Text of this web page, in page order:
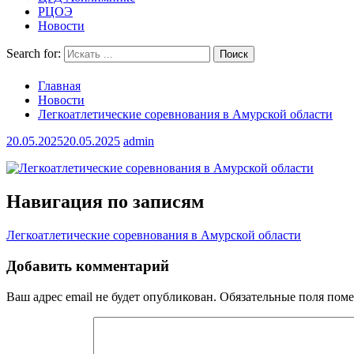
РЦОЭ
Новости
Search for:
Главная
Новости
Легкоатлетические соревнования в Амурской области
20.05.202520.05.2025 admin
Навигация по записям
Легкоатлетические соревнования в Амурской области
Добавить комментарий
Ваш адрес email не будет опубликован. Обязательные поля